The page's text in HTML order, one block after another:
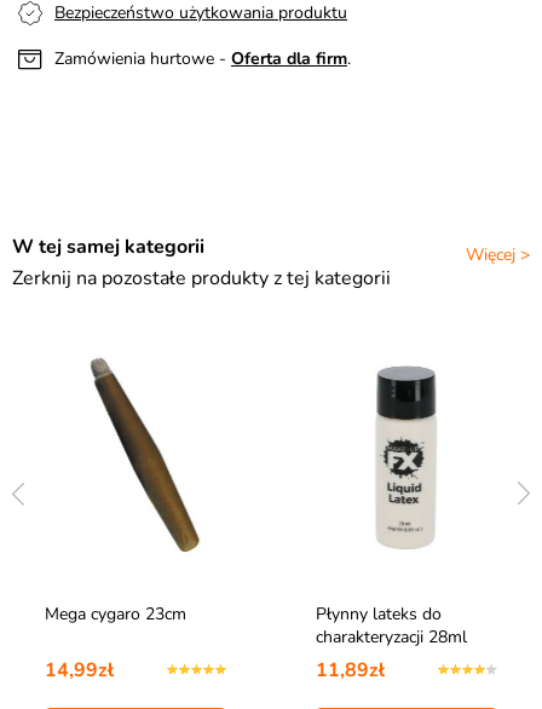
Bezpieczeństwo użytkowania produktu
Zamówienia hurtowe - Oferta dla firm.
Więcej >
W tej samej kategorii
Zerknij na pozostałe produkty z tej kategorii
Mega cygaro 23cm
14,99zł
Płynny lateks do
charakteryzacji 28ml
11,89zł